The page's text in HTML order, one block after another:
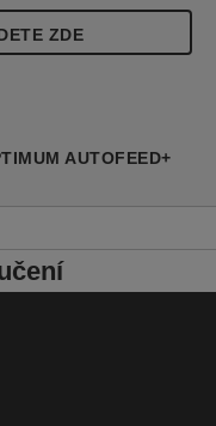
ZDE
AUTOFEED+